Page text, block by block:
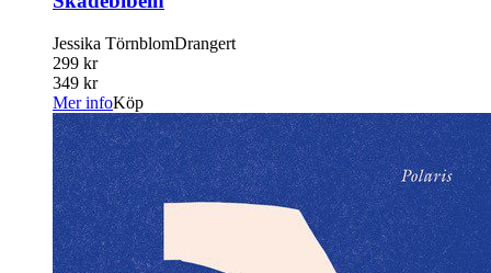
Jessika TörnblomDrangert
299 kr
349 kr
Mer infoKöp